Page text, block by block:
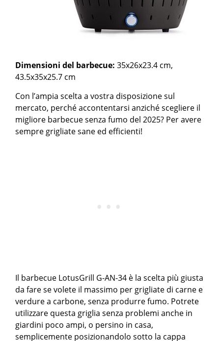
Dimensioni del barbecue:35x26x23.4 cm,
43.5x35x25.7 cm
Con l’ampia scelta a vostra disposizione sul
mercato, perché accontentarsi anziché scegliere il
migliore barbecue senza fumo del 2025? Per avere
sempre grigliate sane ed efficienti!
Il barbecue LotusGrill G-AN-34 è la scelta più giusta
da fare se volete il massimo per grigliate di carne e
verdure a carbone, senza produrre fumo. Potrete
utilizzare questa griglia senza problemi anche in
giardini poco ampi, o persino in casa,
semplicemente posizionandolo sotto la cappa